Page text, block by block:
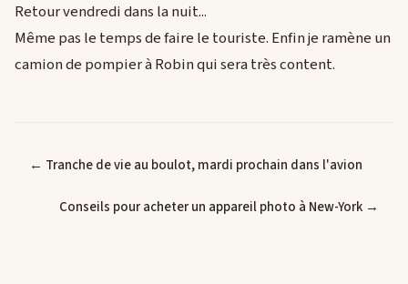
Retour vendredi dans la nuit...
Même pas le temps de faire le touriste. Enfin je ramène un
camion de pompier à Robin qui sera très content.
← Tranche de vie au boulot, mardi prochain dans l'avion
Conseils pour acheter un appareil photo à New-York →